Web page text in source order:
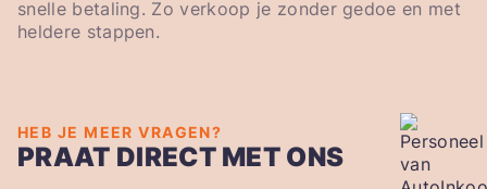
snelle betaling. Zo verkoop je zonder gedoe en met
heldere stappen.
HEB JE MEER VRAGEN?
PRAAT DIRECT MET ONS